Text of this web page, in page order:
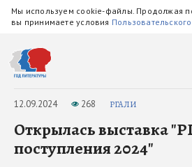
Мы используем cookie-файлы. Продолжая
вы принимаете условия
12.09.2024 268 РГАЛИ
Открылась выставка
поступления 2024"